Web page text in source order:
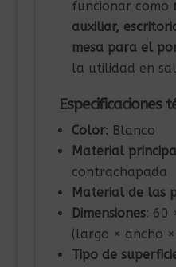
funcionar como
auxiliar,
mesa para el
la utilidad en
Especificaciones
Color: Blanco
Material
contrachapada
Material de las
Dimensiones: 60
(largo × ancho
Tipo de